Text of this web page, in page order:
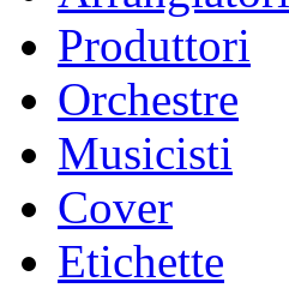
Produttori
Orchestre
Musicisti
Cover
Etichette